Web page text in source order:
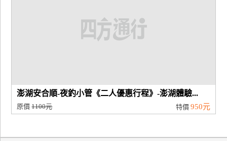
澎湖安合順-夜釣小管《二人優惠行程》-澎湖體驗...
原價1100元 特價 950元